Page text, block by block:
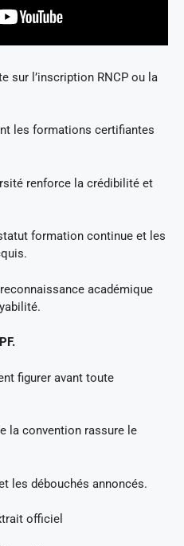
sur l’inscription RNCP ou la
les formations certifiantes
renforce la crédibilité et
formation continue et les
académique
figurer avant toute
la convention rassure le
les débouchés annoncés.
officiel